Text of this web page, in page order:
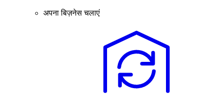
अपना बिज़नेस चलाएं